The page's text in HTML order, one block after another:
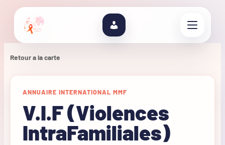
Retour a la carte
ANNUAIRE INTERNATIONAL MMF
V.I.F (Violences
IntraFamiliales)